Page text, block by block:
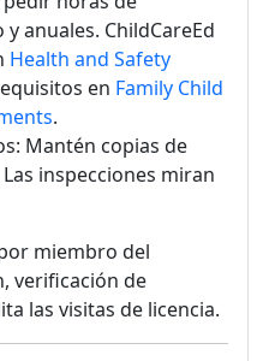
anuales. ChildCareEd
Health and Safety
en Family Child
.
Mantén copias de
inspecciones miran
miembro del
verificación de
las visitas de licencia.